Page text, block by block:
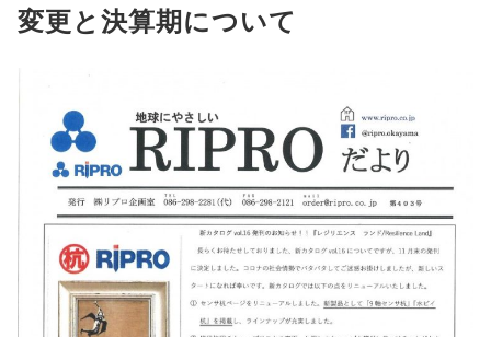
変更と決算期について